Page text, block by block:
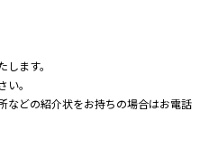
ます。
。
どの紹介状をお持ちの場合はお電話